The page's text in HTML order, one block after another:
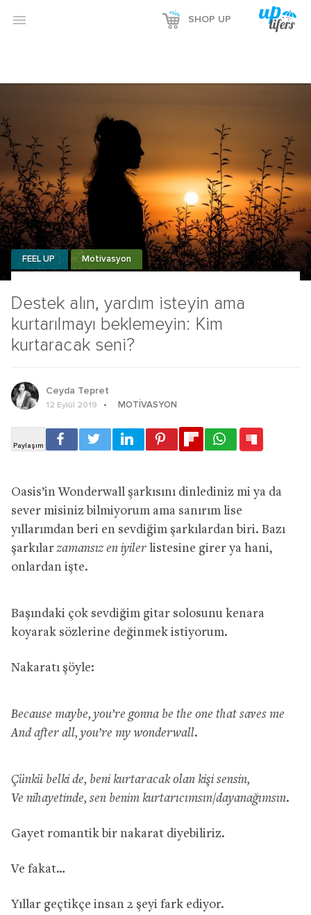
 SHOP UP
Destek alın, yardım isteyin ama
kurtarılmayı beklemeyin: Kim
kurtaracak seni?
FEEL UP Motivasyon
Ceyda Tepret
12 Eylül 2019 MOTIVASYON
Oasis’in Wonderwall şarkısını dinlediniz mi ya da
sever misiniz bilmiyorum ama sanırım lise
yıllarımdan beri en sevdiğim şarkılardan biri. Bazı
şarkılarzamansız en iyiler listesine girer ya hani,
onlardan işte.
Başındaki çok sevdiğim gitar solosunu kenara
koyarak sözlerine değinmek istiyorum.
Nakaratı şöyle:
Because maybe, you’re gonna be the one that saves me
And after all, you’re my wonderwall.
Çünkü belki de, beni kurtaracak olan kişi sensin,
Ve nihayetinde, sen benim kurtarıcımsın/dayanağımsın.
Gayet romantik bir nakarat diyebiliriz.
Ve fakat…
Yıllar geçtikçe insan 2 şeyi fark ediyor.